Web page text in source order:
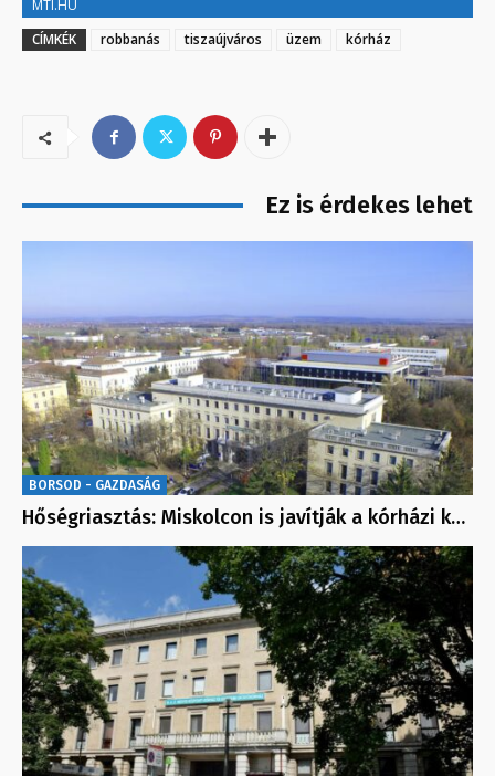
MTI.HU
CÍMKÉK
robbanás tiszaújváros üzem kórház
Ez is érdekes lehet
BORSOD - GAZDASÁG
Hőségriasztás: Miskolcon is javítják a kórházi k…